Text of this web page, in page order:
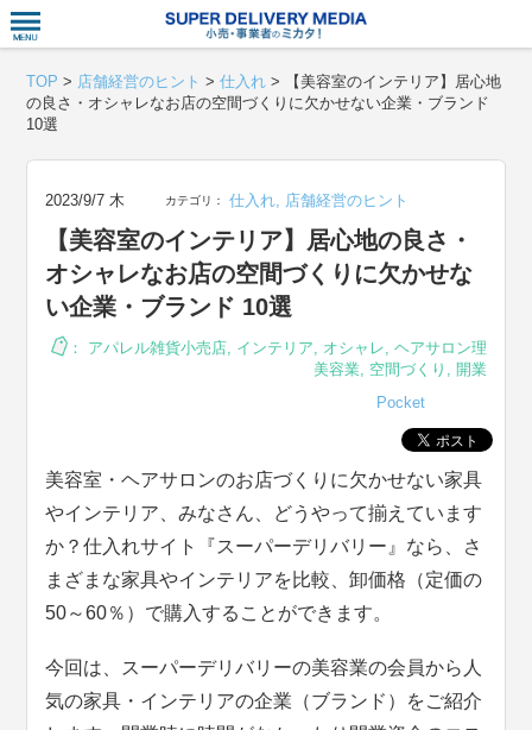
TOP > 店舗経営のヒント >仕入れ >
【美容室のインテリア】居心地
の良さ・オシャレなお店の空間づくりに欠かせない企業・ブランド
10選
2023/9/7 木 カテゴリ： 仕入れ, 店舗経営のヒント
【美容室のインテリア】居心地の良さ・
オシャレなお店の空間づくりに欠かせな
い企業・ブランド 10選
： アパレル雑貨小売店, インテリア, オシャレ, ヘアサロン理
美容業, 空間づくり , 開業
Pocket
美容室・ヘアサロンのお店づくりに欠かせない家具
やインテリア、みなさん、どうやって揃えています
か？仕入れサイト『スーパーデリバリー』なら、さ
まざまな家具やインテリアを比較、卸価格（定価の
50～60％）で購入することができます。
今回は、スーパーデリバリーの美容業の会員から人
気の家具・インテリアの企業（ブランド）をご紹介